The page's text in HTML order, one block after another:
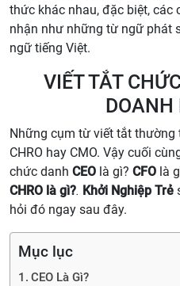
thức khác nhau, đặc biệt,
nhận như những từ ngữ phát
ngữ tiếng Việt.
VIẾT TẮT
DOANH
Những cụm từ viết tắt thường
CHRO hay CMO. Vậy cuối
chức danh CEO là gì? CFO là
CHRO là gì?. Khởi Nghiệp Trẻ
hỏi đó ngay sau đây.
Mục lục
CEO Là Gì?